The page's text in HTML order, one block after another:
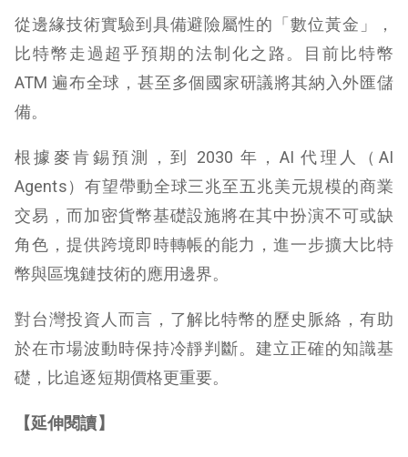
從邊緣技術實驗到具備避險屬性的「數位黃金」，
比特幣走過超乎預期的法制化之路。目前比特幣
ATM 遍布全球，甚至多個國家研議將其納入外匯儲
備。
根據麥肯錫預測，到 2030 年，AI 代理人（AI
Agents）有望帶動全球三兆至五兆美元規模的商業
交易，而加密貨幣基礎設施將在其中扮演不可或缺
角色，提供跨境即時轉帳的能力，進一步擴大比特
幣與區塊鏈技術的應用邊界。
對台灣投資人而言，了解比特幣的歷史脈絡，有助
於在市場波動時保持冷靜判斷。建立正確的知識基
礎，比追逐短期價格更重要。
【延伸閱讀】